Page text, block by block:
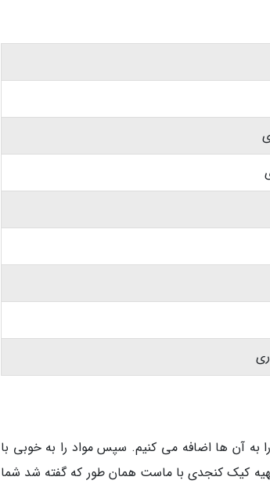
آن ها اضافه می کنیم. سپس مواد را به خوبی با
کیک کنجدی با ماست همان طور که گفته شد شما